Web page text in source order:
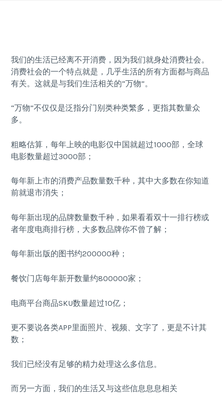
我们的生活已经离不开消费，因为我们就身处消费社会。
消费社会的一个特点就是，几乎生活的所有方面都与商品
有关。这就是与我们生活相关的“万物”。
“万物”不仅仅是泛指分门别类种类繁多，更指其数量众
多。
粗略估算，每年上映的电影仅中国就超过1000部，全球
电影数量超过3000部；
每年新上市的消费产品数量数千种，其中大多数在你知道
前就退市消失；
每年新出现的品牌数量数千种，如果看看双十一排行榜或
者年度电商排行榜，大多数品牌你不曾了解；
每年新出版的图书约200000种；
餐饮门店每年新开数量约800000家；
电商平台商品SKU数量超过10亿；
更不要说各类APP里面照片、视频、文字了，更是不计其
数；
我们已经没有足够的精力处理这么多信息。
而另一方面，我们的生活又与这些信息息息相关